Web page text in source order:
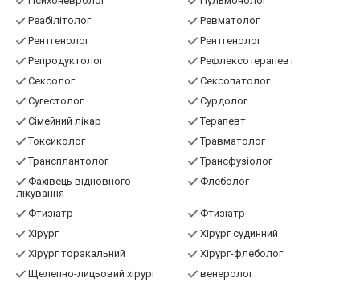
Реабілітолог
Ревматолог
Рентгенолог
Рентгенолог
Репродуктолог
Рефлексотерапевт
Сексолог
Сексопатолог
Сугестолог
Сурдолог
Сімейний лікар
Терапевт
Токсиколог
Травматолог
Трансплантолог
Трансфузіолог
Фахівець відновного
лікування
Флеболог
Фтизіатр
Фтизіатр
Хірург
Хірург судинний
Хірург торакальний
Хірург-флеболог
Щелепно-лицьовий хірург
венеролог